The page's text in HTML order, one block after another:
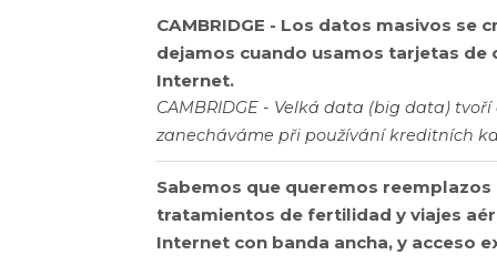
CAMBRIDGE - Los datos masivos
dejamos cuando usamos tarjetas
Internet.
CAMBRIDGE - Velká data (big data)
zanecháváme při používání kreditních
Sabemos que queremos
tratamientos de fertilidad y viajes
Internet con banda ancha, y acceso